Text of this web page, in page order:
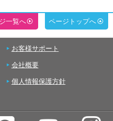
一覧へ ページトップへ
お客様サポート
会社概要
個人情報保護方針